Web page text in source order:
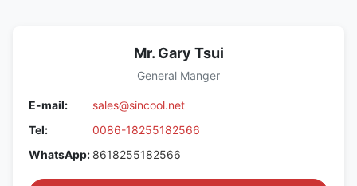
Mr. Gary Tsui
General Manger
E-mail:
sales@sincool.net
Tel:
0086-18255182566
WhatsApp: 8618255182566